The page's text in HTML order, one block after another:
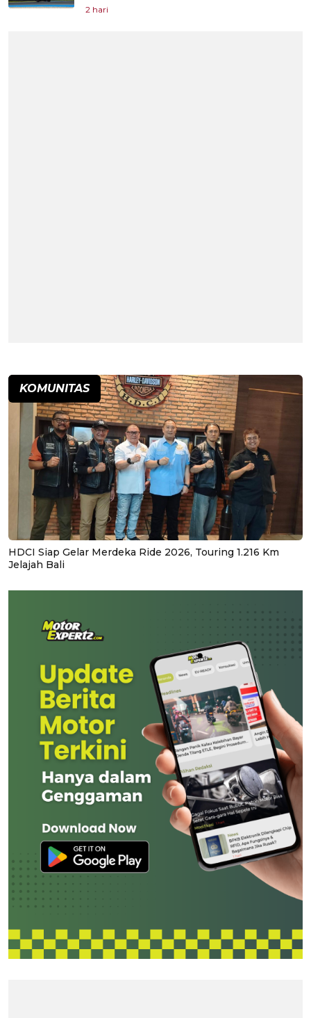
2 hari
KOMUNITAS
HDCI Siap Gelar Merdeka Ride 2026, Touring 1.216 Km
Jelajah Bali